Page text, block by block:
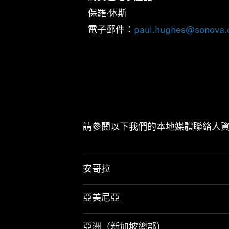
保羅·休斯
電子郵件：
請參閱以下我們的本地媒體聯絡人
安哥拉
亞美尼亞